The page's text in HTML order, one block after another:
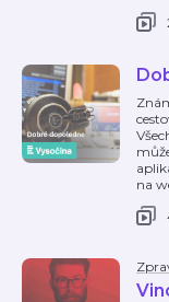
na